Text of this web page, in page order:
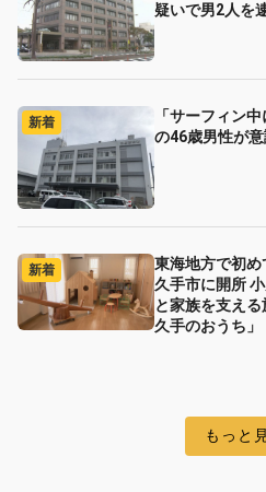
疑いで男2人を
新着
「サーフィン
の46歳男性が
新着
東海地方で初
久手市に開所
と家族を支え
久手のおうち」
もっと